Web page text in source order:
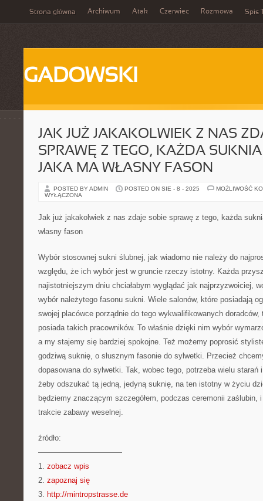
Strona główna Archiwum Atak Czerwiec Rozmowa Spis
GADOWSKI
JAK JUŻ JAKAKOLWIEK Z NAS
SPRAWĘ Z TEGO, KAŻDA
JAKA MA WŁASNY FASON
POSTED BY ADMIN POSTED ON SIE - 8 - 2025
MOŻLIWOŚĆ
WYŁĄCZONA
Jak już jakakolwiek z nas zdaje sobie sprawę z tego, każda
własny fason
Wybór stosownej sukni ślubnej, jak wiadomo nie należy do
względu, że ich wybór jest w gruncie rzeczy istotny. Każda
najistotniejszym dniu chciałabym wyglądać jak najprzyzwoiciej,
wybór należytego fasonu sukni. Wiele salonów, które posiadają
swojej placówce porządnie do tego wykwalifikowanych
posiada takich pracowników. To właśnie dzięki nim wybór
a my stajemy się bardziej spokojne. Też możemy poprosić
godziwą suknię, o słusznym fasonie do sylwetki. Przecież
dopasowana do sylwetki. Tak, wobec tego, potrzeba wielu starań
żeby odszukać tą jedną, jedyną suknię, na ten istotny w życiu
będziemy znaczącym szczegółem, podczas ceremonii zaślubin,
trakcie zabawy weselnej.
źródło:
———————————
1. zobacz wpis
2. zapoznaj się
3. http://mintropstrasse.de